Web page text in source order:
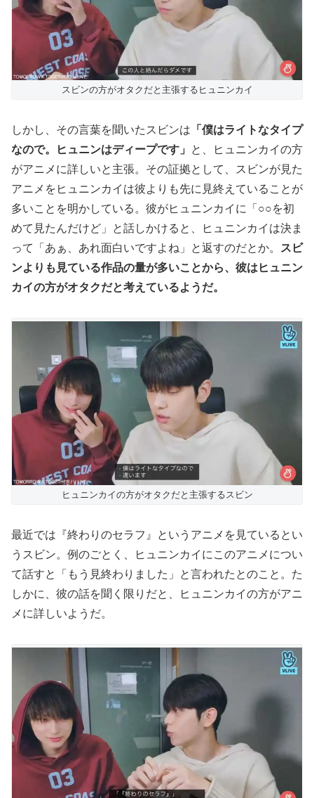
スビンの方がオタクだと主張するヒュニンカイ
しかし、その言葉を聞いたスビンは 「僕はライトなタイプ
なので。ヒュニンはディープです」
と、ヒュニンカイの方
がアニメに詳しいと主張。その証拠として、スビンが見た
アニメをヒュニンカイは彼よりも先に見終えていることが
多いことを明かしている。彼がヒュニンカイに「○○を初
めて見たんだけど」と話しかけると、ヒュニンカイは決ま
って「あぁ、あれ面白いですよね」と返すのだとか。
スビ
ンよりも見ている作品の量が多いことから、彼はヒュニン
カイの方がオタクだと考えているようだ。
ヒュニンカイの方がオタクだと主張するスビン
最近では『終わりのセラフ』というアニメを見ているとい
うスビン。例のごとく、ヒュニンカイにこのアニメについ
て話すと「もう見終わりました」と言われたとのこと。た
しかに、彼の話を聞く限りだと、ヒュニンカイの方がアニ
メに詳しいようだ。